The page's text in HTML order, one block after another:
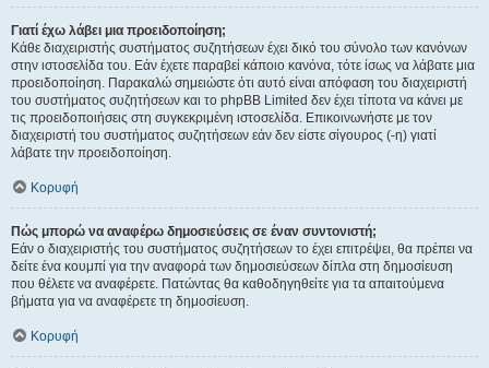
Γιατί έχω λάβει μια προειδοποίηση;
Κάθε διαχειριστής συστήματος συζητήσεων έχει δικό του σύνολο των κανόνων
στην ιστοσελίδα του. Εάν έχετε παραβεί κάποιο κανόνα, τότε ίσως να λάβατε μια
προειδοποίηση. Παρακαλώ σημειώστε ότι αυτό είναι απόφαση του διαχειριστή
του συστήματος συζητήσεων και το phpBB Limited δεν έχει τίποτα να κάνει με
τις προειδοποιήσεις στη συγκεκριμένη ιστοσελίδα. Επικοινωνήστε με τον
διαχειριστή του συστήματος συζητήσεων εάν δεν είστε σίγουρος (-η) γιατί
λάβατε την προειδοποίηση.
Κορυφή
Πώς μπορώ να αναφέρω δημοσιεύσεις σε έναν συντονιστή;
Εάν ο διαχειριστής του συστήματος συζητήσεων το έχει επιτρέψει, θα πρέπει να
δείτε ένα κουμπί για την αναφορά των δημοσιεύσεων δίπλα στη δημοσίευση
που θέλετε να αναφέρετε. Πατώντας θα καθοδηγηθείτε για τα απαιτούμενα
βήματα για να αναφέρετε τη δημοσίευση.
Κορυφή